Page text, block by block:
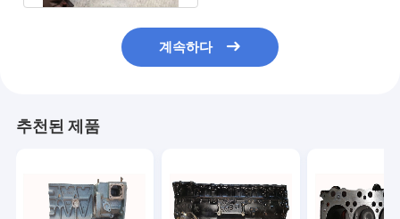
계속하다
추천된 제품